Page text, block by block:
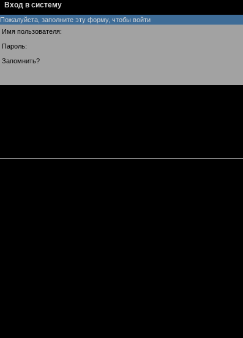
Вход в систему
Пожалуйста, заполните эту форму, чтобы войти
Имя пользователя:
Пароль:
Запомнить?